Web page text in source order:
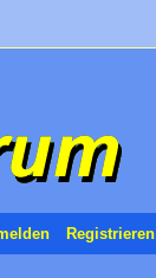
Registrieren